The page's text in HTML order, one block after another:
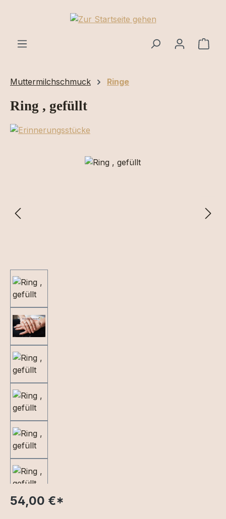
Zum Hauptinhalt springen
Muttermilchschmuck Ringe
Ring , gefüllt
Bildergalerie überspringen
54,00 €*